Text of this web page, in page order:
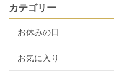
カテゴリー
お休みの日
お気に入り